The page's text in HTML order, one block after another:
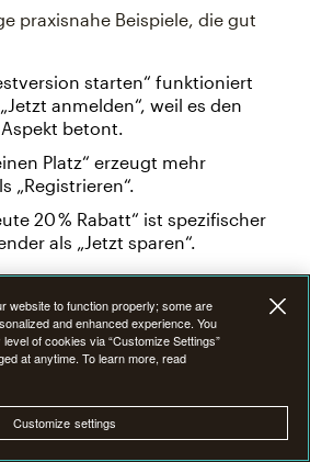
praxisnahe Beispiele, die gut
starten“ funktioniert
anmelden“, weil es den
betont.
Platz“ erzeugt mehr
„Registrieren“.
20 % Rabatt“ ist spezifischer
als „Jetzt sparen“.
die Leute eher klicken, wenn sie
als Nächstes passiert. Sei also
dich auf den Nutzen und
Überlege dir, was dich
Website selbst zum Klicken
website to function properly; some are
and enhanced experience. You
of cookies via “Customize Settings”
at anytime. To learn more, read
Customize settings